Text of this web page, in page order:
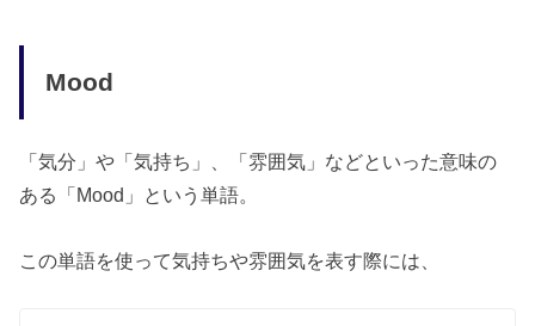
Mood
「気分」や「気持ち」、「雰囲気」などといった意味の
ある「Mood」という単語。
この単語を使って気持ちや雰囲気を表す際には、